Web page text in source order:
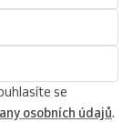
se
osobních údajů.